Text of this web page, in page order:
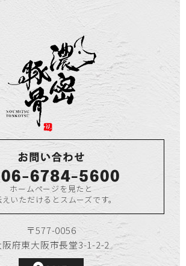
ホームページを見たと
いただけるとスムーズです。
〒577-0056
阪府東大阪市長堂3-1-2-2